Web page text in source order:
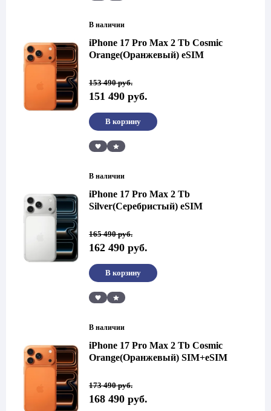
В наличии
iPhone 17 Pro Max 2 Tb Cosmic
Orange(Оранжевый) eSIM
153 490руб.
Первоначальная
цена
составляла
490 руб..
151 490 руб.
Текущая
цена:
151
Сравнить
В корзину
В наличии
iPhone 17 Pro Max 2 Tb
Silver(Серебристый) eSIM
165 490руб.
Первоначальная
цена
составляла
490 руб..
162 490 руб.
Текущая
цена:
162
Сравнить
В корзину
В наличии
iPhone 17 Pro Max 2 Tb Cosmic
Orange(Оранжевый) SIM+eSIM
173 490руб.
Первоначальная
цена
составляла
168 490 руб.
Текущая
цена:
168